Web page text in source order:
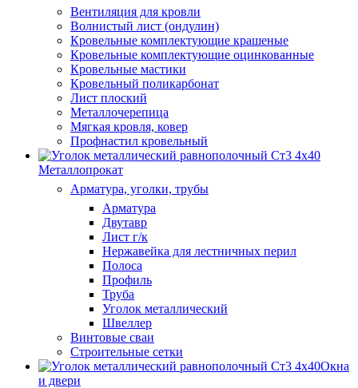
Вентиляция для кровли
Волнистый лист (ондулин)
Кровельные комплектующие крашеные
Кровельные комплектующие оцинкованные
Кровельные мастики
Кровельный поликарбонат
Лист плоский
Металлочерепица
Мягкая кровля, ковер
Профнастил кровельный
Металлопрокат
Арматура, уголки, трубы
Арматура
Двутавр
Лист г/к
Нержавейка для лестничных перил
Полоса
Профиль
Труба
Уголок металлический
Швеллер
Винтовые сваи
Строительные сетки
Окна
и двери